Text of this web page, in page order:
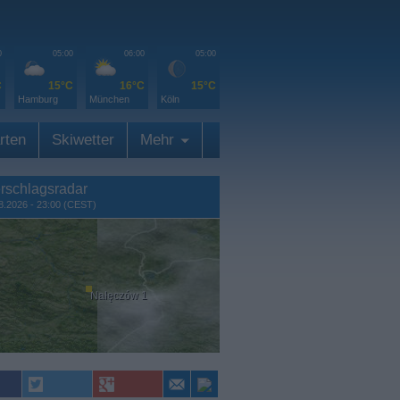
05:00
15°C
Hamburg
06:00
16°C
München
05:00
15°C
Köln
Skiwetter Mehr
- 23:00 (CEST)
Nałęczów 1